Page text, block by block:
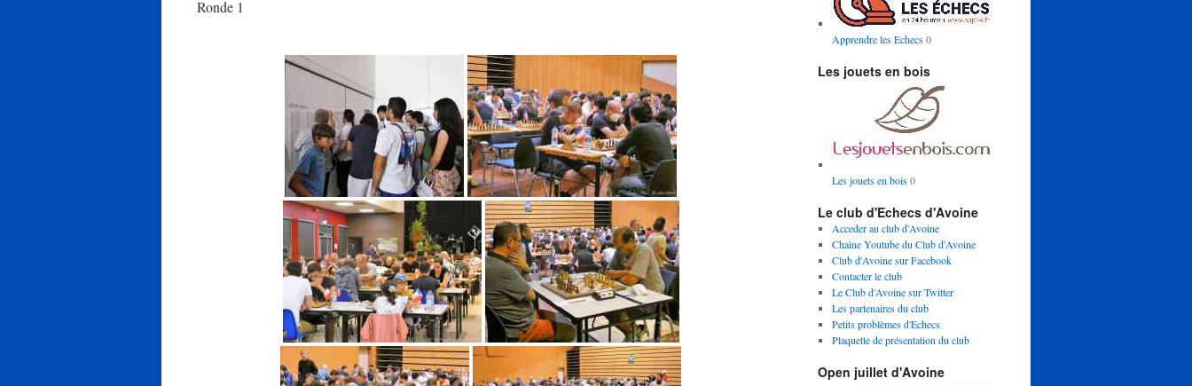
Ronde 1
Apprendre les Echecs0
Les jouets en bois
Les jouets en bois0
Le club d'Echecs d'Avoine
Acceder au club d'Avoine
Chaine Youtube du Club d'Avoine
Club d'Avoine sur Facebook
Contacter le club
Le Club d'Avoine sur Twitter
Les partenaires du club
Petits problèmes d'Echecs
Plaquette de présentation du club
Open juillet d'Avoine